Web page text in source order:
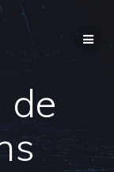
de